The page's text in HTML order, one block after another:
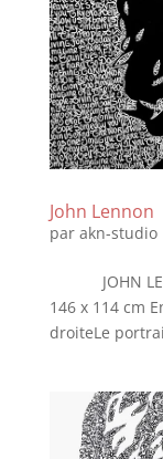
John Lennon
par akn-studio
JOHN
146 x 114 cm
droiteLe